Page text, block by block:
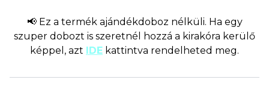
📢 Ez a termék ajándékdoboz nélküli. Ha egy
szuper dobozt is szeretnél hozzá a kirakóra kerülő
képpel, azt IDE kattintva rendelheted meg.